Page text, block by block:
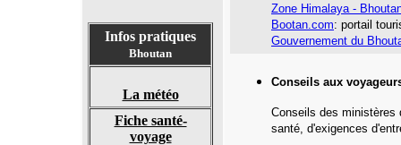
Infos pratiques
Bhoutan
La météo
Fiche santé-
voyage
Zone Himalaya -
Bootan.com: portail
Gouvernement du
Conseils aux
Conseils des ministères
santé, d'exigences